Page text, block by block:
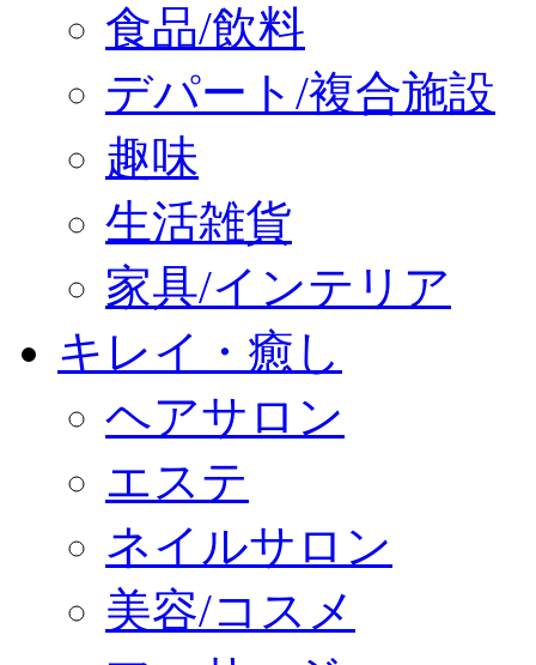
食品/飲料
デパート/複合施設
趣味
生活雑貨
家具/インテリア
キレイ・癒し
ヘアサロン
エステ
ネイルサロン
美容/コスメ